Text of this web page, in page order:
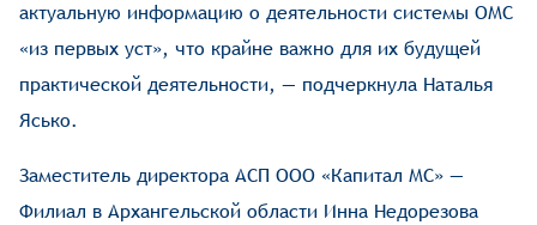
актуальную информацию о деятельности системы ОМС
«из первых уст», что крайне важно для их будущей
практической деятельности, — подчеркнула Наталья
Ясько.
Заместитель директора АСП ООО «Капитал МС» —
Филиал в Архангельской области Инна Недорезова